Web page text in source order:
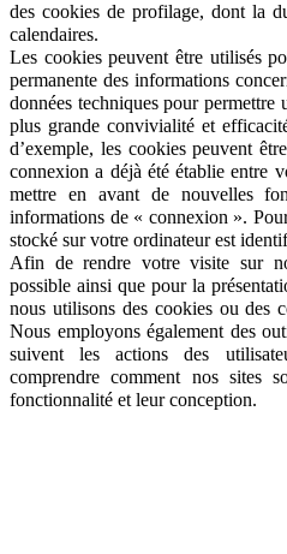
des cookies de profilage, dont la
calendaires.
Les cookies peuvent être utilisés
permanente des informations
données techniques pour
plus grande convivialité et
d’exemple, les cookies peuvent
connexion a déjà été établie entre
mettre en avant de nouvelles
informations de « connexion ».
stocké sur votre ordinateur est
Afin de rendre votre visite sur
possible ainsi que pour la
nous utilisons des cookies ou des
Nous employons également des
suivent les actions des
comprendre comment nos sites
fonctionnalité et leur conception.